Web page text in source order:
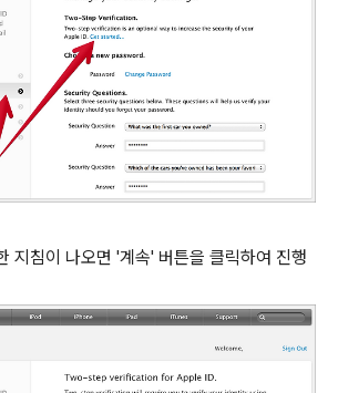
지침이 나오면 '계속' 버튼을 클릭하여 진행